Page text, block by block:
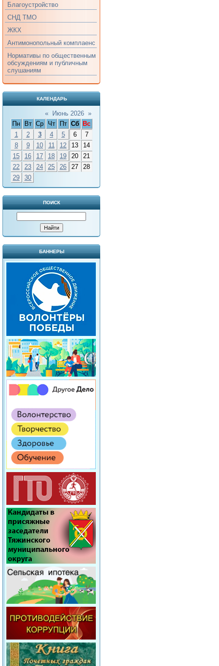
Благоустройство
СНД ТМО
ЖКХ
Антимонопольный комплаенс
Нормативы по общественным
обсуждениям и публичным
слушаниям
КАЛЕНДАРЬ
« Июнь 2026 »
Пн
Вт Ср Чт Пт Сб
Вс
1
2 3 4 5 6
7
8
9 10 11 12 13
14
15
16 17 18 19 20
21
22
23 24 25 26 27
28
29
30
ПОИСК
БАННЕРЫ